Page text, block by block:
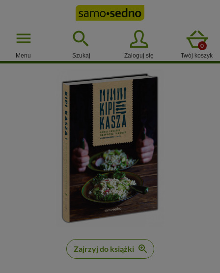

Szukaj Zaloguj się
0
Twój koszyk
menu
Menu
Zajrzyj do książki